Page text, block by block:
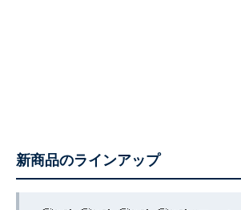
新商品のラインアップ